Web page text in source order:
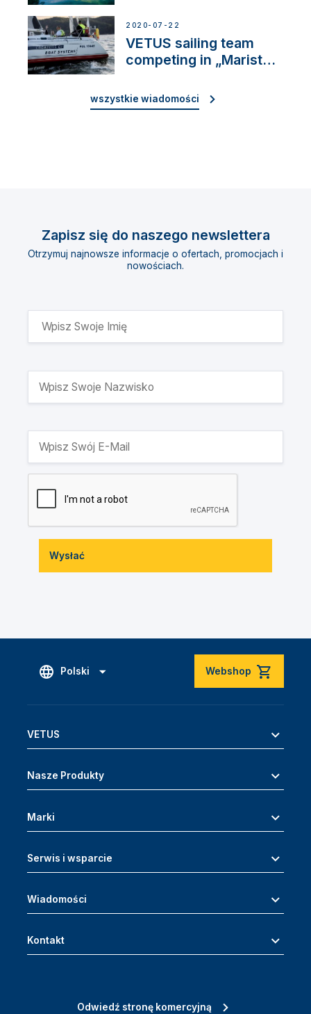
2020-07-22
VETUS sailing team
competing in „Maristo
wszystkie wiadomości
Zapisz się do naszego newslettera
Otrzymuj najnowsze informacje o ofertach, promocjach i
nowościach.
Wysłać
Polski Webshop
VETUS
Nasze Produkty
Marki
Serwis i wsparcie
Wiadomości
Kontakt
Odwiedź stronę komercyjną